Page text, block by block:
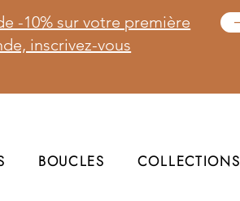
-10% sur votre première
inscrivez-vous
BOUCLES COLLECTIONS